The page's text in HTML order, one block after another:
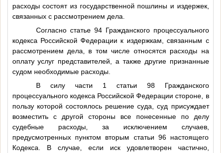
расходы состоят из государственной пошлины и издержек,
связанных с рассмотрением дела.
Согласно статье 94 Гражданского процессуального
кодекса Российской Федерации к издержкам, связанным с
рассмотрением дела, в том числе относятся расходы на
оплату услуг представителей, а также другие признанные
судом необходимые расходы.
В силу части 1 статьи 98 Гражданского
процессуального кодекса Российской Федерации стороне, в
пользу которой состоялось решение суда, суд присуждает
возместить с другой стороны все понесенные по делу
судебные расходы, за исключением случаев,
предусмотренных пунктом вторым статьи 96 настоящего
Кодекса. В случае, если иск удовлетворен частично,